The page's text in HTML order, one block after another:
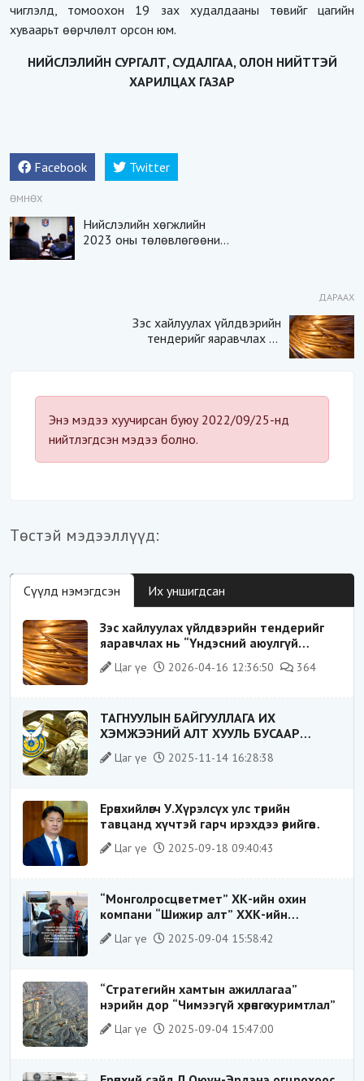
чиглэлд, томоохон 19 зах худалдааны төвийг цагийн
хуваарьт өөрчлөлт орсон юм.
НИЙСЛЭЛИЙН СУРГАЛТ, СУДАЛГАА, ОЛОН НИЙТТЭЙ
ХАРИЛЦАХ ГАЗАР
Facebook Twitter
ӨМНӨХ
Нийслэлийн хөгжлийн
2023 оны төлөвлөгөөний
ДАРААХ
Зэс хайлуулах үйлдвэрийн
тендерийг яаравчлах нь
Энэ мэдээ хуучирсан буюу 2022/09/25-нд
нийтлэгдсэн мэдээ болно.
Төстэй мэдээллүүд:
Сүүлд нэмэгдсэн Их уншигдсан
Зэс хайлуулах үйлдвэрийн тендерийг
яаравчлах нь “Үндэсний аюулгүй
байдал“-д эрсдэлтэй юу?
Цаг үе 2026-04-16 12:36:50 364
ТАГНУУЛЫН БАЙГУУЛЛАГА ИХ
ХЭМЖЭЭНИЙ АЛТ ХУУЛЬ БУСААР
ХИЛЭЭР ГАРГАХ ГЭЖ БАЙСАН
ҮЙЛДЛИЙГ ТАСЛАН ЗОГСООЛОО
Цаг үе 2025-11-14 16:28:38
Ерөнхийлөгч У.Хүрэлсүх улс төрийн
тавцанд хүчтэй гарч ирэхдээ өөрийгөө
шударга ёсны төлөө тэмцэгч, “хуучин
тогтолцооны хонгилыг нураагч” гэсэн
Цаг үе 2025-09-18 09:40:43
“Монголросцветмет” ХК-ийн охин
компани “Шижир алт” ХХК-ийн
Гүйцэтгэх захирлаар ажиллаж байсан
О.Баттөмөрт холбогдох хэрэг хаашаа
Цаг үе 2025-09-04 15:58:42
“Стратегийн хамтын ажиллагаа”
нэрийн дор “Чимээгүй хөрөнгө хуримтлал”
Цаг үе 2025-09-04 15:47:00